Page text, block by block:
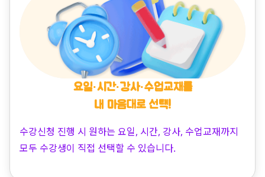
요일·시간·강사·수업교재를
내 마음대로 선택!
수강신청 진행 시 원하는 요일, 시간, 강사, 수업교재까지
모두 수강생이 직접 선택할 수 있습니다.